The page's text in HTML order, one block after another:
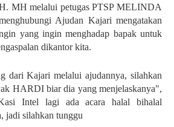
MH melalui petugas PTSP MELINDA
Ajudan Kajari mengatakan
yang ingin menghadap bapak untuk
dikantor kita.
dari Kajari melalui ajudannya, silahkan
HARDI biar dia yang menjelaskanya",
Intel lagi ada acara halal bihalal
jadi silahkan tunggu